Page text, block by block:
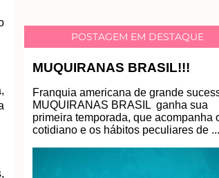
POSTAGEM EM DESTAQUE
MUQUIRANAS BRASIL!!!
Franquia americana de grande
MUQUIRANAS BRASIL ganha sua
primeira temporada, que acompanha
cotidiano e os hábitos peculiares de ...